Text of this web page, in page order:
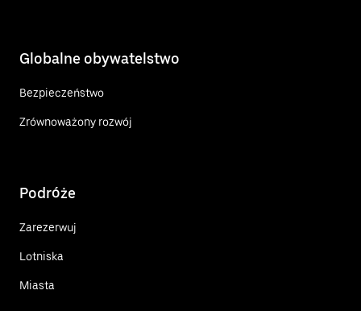
Globalne obywatelstwo
Bezpieczeństwo
Zrównoważony rozwój
Podróże
Zarezerwuj
Lotniska
Miasta